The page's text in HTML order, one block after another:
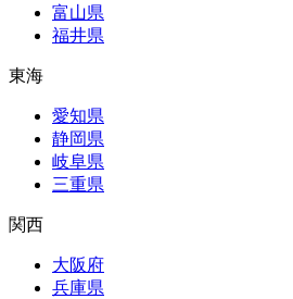
富山県
福井県
東海
愛知県
静岡県
岐阜県
三重県
関西
大阪府
兵庫県